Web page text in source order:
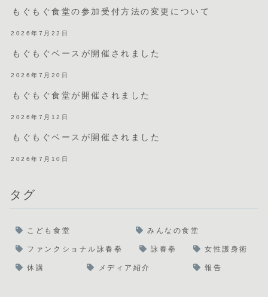
もぐもぐ食堂の参加受付方法の変更について
2026年7月22日
もぐもぐベースが開催されました
2026年7月20日
もぐもぐ食堂が開催されました
2026年7月12日
もぐもぐベースが開催されました
2026年7月10日
タグ
こども食堂 みんなの食堂
ファンクショナル詠春拳 詠春拳 女性護身術
休講 メディア紹介 報告